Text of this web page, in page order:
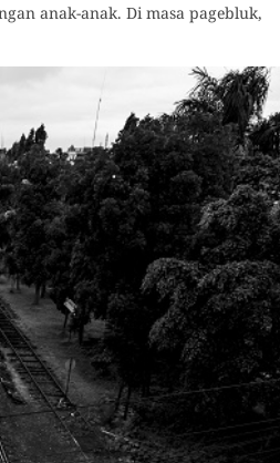
anak-anak. Di masa pagebluk,